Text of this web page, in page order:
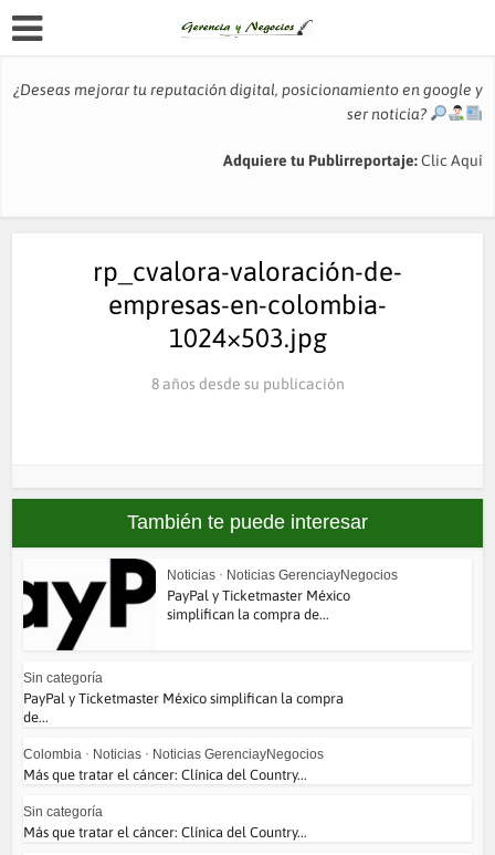
¿Deseas mejorar tu reputación digital, posicionamiento en google y
ser noticia?
Adquiere tu Publirreportaje:Clic Aquí
rp_cvalora-valoración-de-
empresas-en-colombia-
1024×503.jpg
8 años desde su publicación
También te puede interesar
Noticias • Noticias GerenciayNegocios
PayPal y Ticketmaster México
simplifican la compra de...
Sin categoría
PayPal y Ticketmaster México simplifican la compra
de...
Colombia • Noticias • Noticias GerenciayNegocios
Más que tratar el cáncer: Clínica del Country...
Sin categoría
Más que tratar el cáncer: Clínica del Country...